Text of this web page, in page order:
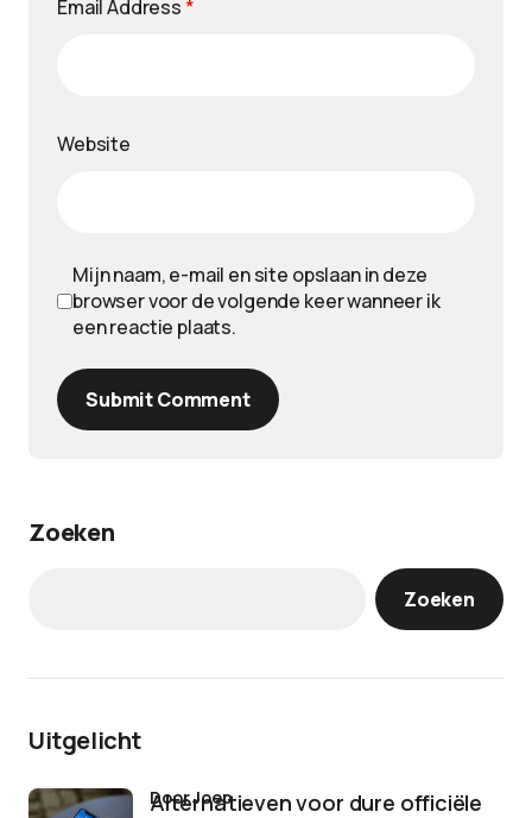
Email Address *
Website
Mijn naam, e-mail en site opslaan in deze
browser voor de volgende keer wanneer ik
een reactie plaats.
Submit Comment
Zoeken
Zoeken
Uitgelicht
Alternatieven voor dure officiële
door Joep